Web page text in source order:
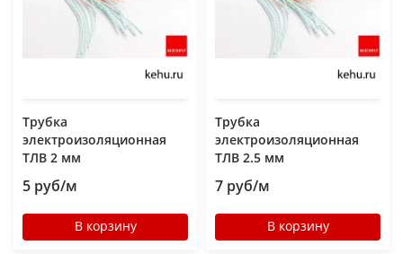
Трубка
электроизоляционная
ТЛВ 2 мм
5 руб/м
В корзину
Трубка
электроизоляционная
ТЛВ 2.5 мм
7 руб/м
В корзину